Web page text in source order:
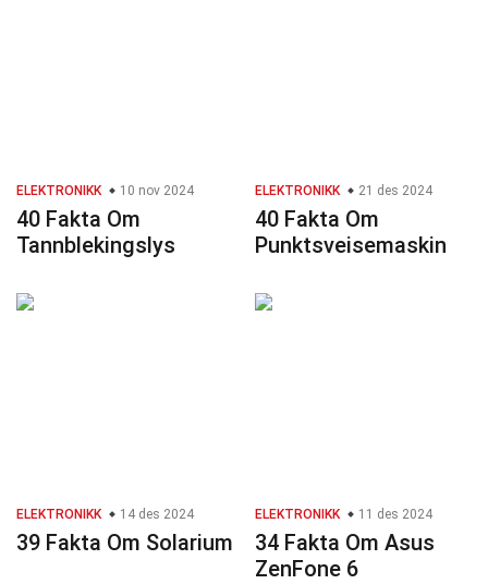
ELEKTRONIKK 10 nov 2024
40 Fakta Om
Tannblekingslys
ELEKTRONIKK 21 des 2024
40 Fakta Om
Punktsveisemaskin
ELEKTRONIKK 14 des 2024
39 Fakta Om Solarium
ELEKTRONIKK 11 des 2024
34 Fakta Om Asus
ZenFone 6